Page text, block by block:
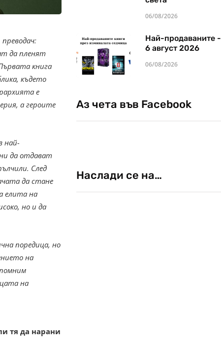
преводач:
да пленят
книга
където
е
а героите
най-
да отдават
След
да стане
елита на
но и да
поредица, но
на
на
тя да нарани
06/08/2026
Най-продаваните -
6 август 2026
06/08/2026
Аз чета във Facebook
Наслади се на…